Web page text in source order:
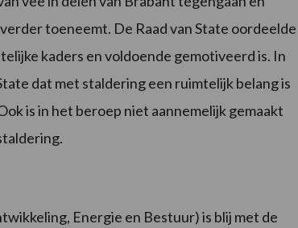
toeneemt. De Raad van State oordeelde
kaders en voldoende gemotiveerd is. In
dat met staldering een ruimtelijk belang is
is in het beroep niet aannemelijk gemaakt
Energie en Bestuur) is blij met de